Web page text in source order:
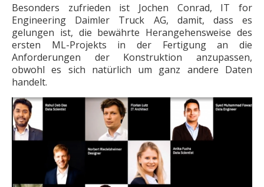
Besonders zufrieden ist Jochen ­Conrad, IT for
Engineering Daimler Truck AG, damit, dass es
gelungen ist, die bewährte Herangehensweise des
ersten ML-Projekts in der Fertigung an die
Anforderungen der Konstruk­tion anzupassen,
obwohl es sich natürlich um ganz andere Daten
handelt.